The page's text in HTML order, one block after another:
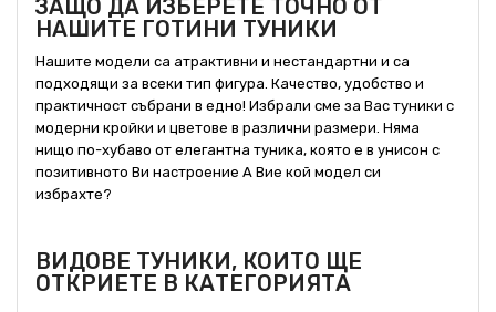
ЗАЩО ДА ИЗБЕРЕТЕ ТОЧНО ОТ
НАШИТЕ ГОТИНИ ТУНИКИ
Нашите модели са атрактивни и нестандартни и са
подходящи за всеки тип фигура. Качество, удобство и
практичност събрани в едно! Избрали сме за Вас туники с
модерни кройки и цветове в различни размери. Няма
нищо по-хубаво от елегантна туника, която е в унисон с
позитивното Ви настроение А Вие кой модел си
избрахте?
ВИДОВЕ ТУНИКИ, КОИТО ЩЕ
ОТКРИЕТЕ В КАТЕГОРИЯТА